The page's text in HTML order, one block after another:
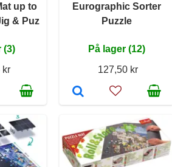
up to
& Puz
(3)
kr
Eurographic Sorter
Puzzle
På lager (12)
127,50 kr